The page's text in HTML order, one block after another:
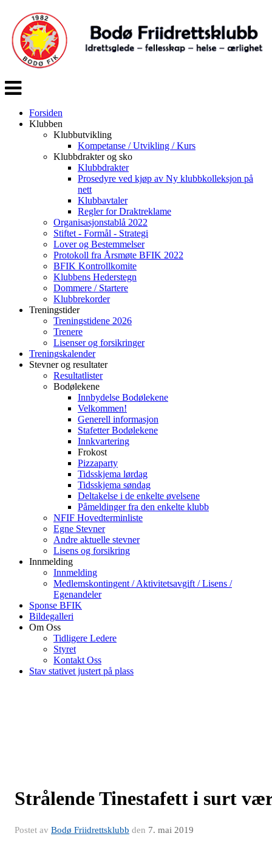
Veksle
navigasjon
Forsiden
Klubben
Klubbutvikling
Kompetanse / Utvikling / Kurs
Klubbdrakter og sko
Klubbdrakter
Prosedyre ved kjøp av Ny klubbkolleksjon på
nett
Klubbavtaler
Regler for Draktreklame
Organisasjonstablå 2022
Stiftet - Formål - Strategi
Lover og Bestemmelser
Protokoll fra Årsmøte BFIK 2022
BFIK Kontrollkomite
Klubbens Hederstegn
Dommere / Startere
Klubbrekorder
Treningstider
Treningstidene 2026
Trenere
Lisenser og forsikringer
Treningskalender
Stevner og resultater
Resultatlister
Bodølekene
Innbydelse Bodølekene
Velkommen!
Generell informasjon
Stafetter Bodølekene
Innkvartering
Frokost
Pizzaparty
Tidsskjema lørdag
Tidsskjema søndag
Deltakelse i de enkelte øvelsene
Påmeldinger fra den enkelte klubb
NFIF Hovedterminliste
Egne Stevner
Andre aktuelle stevner
Lisens og forsikring
Innmelding
Innmelding
Medlemskontingent / Aktivitetsavgift / Lisens /
Egenandeler
Sponse BFIK
Bildegalleri
Om Oss
Tidligere Ledere
Styret
Kontakt Oss
Stav stativet justert på plass
Strålende Tinestafett i surt
Postet av Bodø Friidrettsklubb den 7. mai 2019